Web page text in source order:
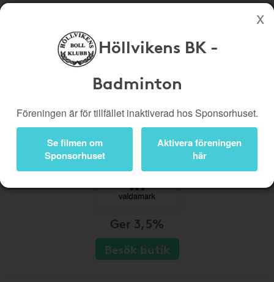
Köp genom denna sida stöttar Höllvikens BK - Badminton
Bli medlem
Logga in
Höllvikens BK -
Badminton
Föreningen är för tillfället inaktiverad hos Sponsorhuset.
Se filmen om
Sponsorhuset
Aktivera föreningen
här
Ger 3,5%
Besök butik